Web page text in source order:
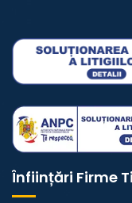
Înființări Firme